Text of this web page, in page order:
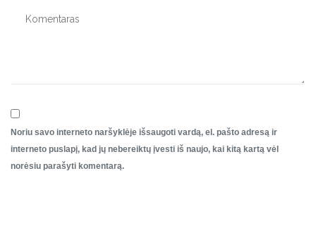
Noriu savo interneto naršyklėje išsaugoti vardą, el. pašto adresą ir
interneto puslapį, kad jų nebereiktų įvesti iš naujo, kai kitą kartą vėl
norėsiu parašyti komentarą.